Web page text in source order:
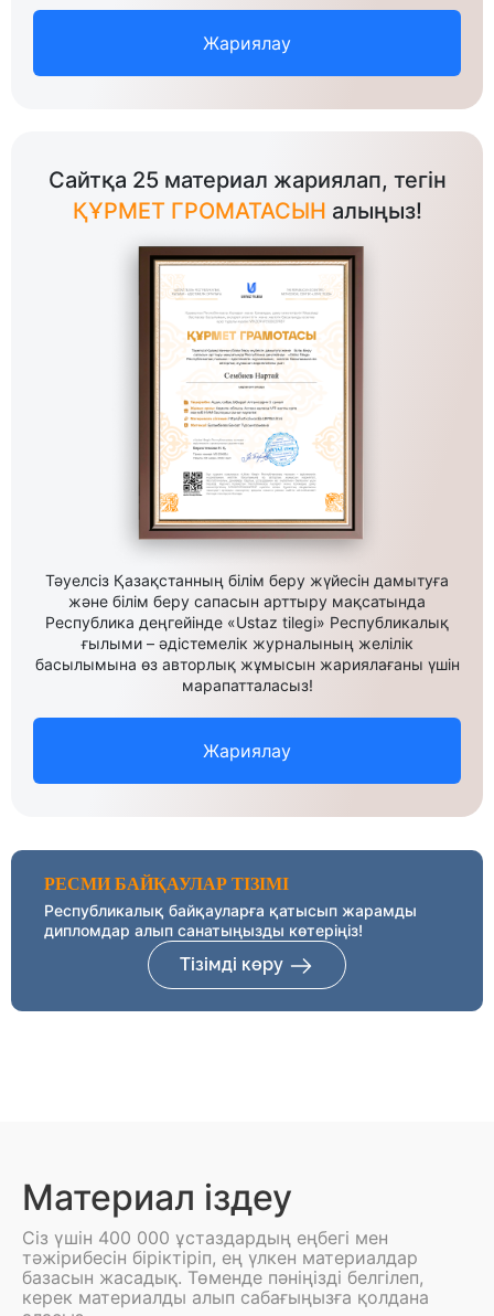
Жариялау
Сайтқа 25 материал жариялап, тегін
ҚҰРМЕТ ГРОМАТАСЫН алыңыз!
Тәуелсіз Қазақстанның білім беру жүйесін дамытуға
және білім беру сапасын арттыру мақсатында
Республика деңгейінде «Ustaz tilegi» Республикалық
ғылыми – әдістемелік журналының желілік
басылымына өз авторлық жұмысын жариялағаны үшін
марапатталасыз!
Жариялау
РЕСМИ БАЙҚАУЛАР ТІЗІМІ
Республикалық байқауларға қатысып жарамды
дипломдар алып санатыңызды көтеріңіз!
Тізімді көру
Материал іздеу
Сіз үшін 400 000 ұстаздардың еңбегі мен
тәжірибесін біріктіріп, ең үлкен материалдар
базасын жасадық. Төменде пәніңізді белгілеп,
керек материалды алып сабағыңызға қолдана